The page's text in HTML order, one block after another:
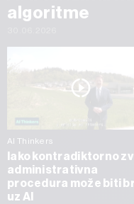
algoritme
AI Thinkers
Iako kontradiktorno
administrativna
procedura može biti
uz AI